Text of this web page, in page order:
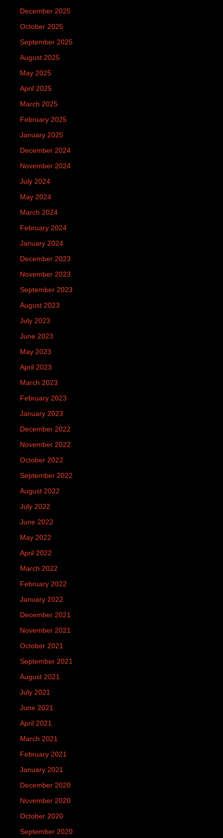
December 2025
October 2025
September 2025
August 2025
May 2025
April 2025
March 2025
February 2025
January 2025
December 2024
November 2024
July 2024
May 2024
March 2024
February 2024
January 2024
December 2023
November 2023
September 2023
August 2023
July 2023
June 2023
May 2023
April 2023
March 2023
February 2023
January 2023
December 2022
November 2022
October 2022
September 2022
August 2022
July 2022
June 2022
May 2022
April 2022
March 2022
February 2022
January 2022
December 2021
November 2021
October 2021
September 2021
August 2021
July 2021
June 2021
April 2021
March 2021
February 2021
January 2021
December 2020
November 2020
October 2020
September 2020